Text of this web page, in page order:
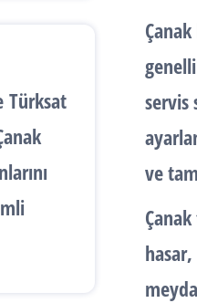
servis
ve
Türksat